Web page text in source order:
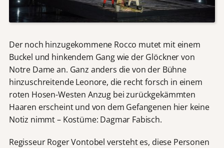
Der noch hinzugekommene Rocco mutet mit einem
Buckel und hinkendem Gang wie der Glöckner von
Notre Dame an. Ganz anders die von der Bühne
hinzuschreitende Leonore, die recht forsch in einem
roten Hosen-Westen Anzug bei zurückgekämmten
Haaren erscheint und von dem Gefangenen hier keine
Notiz nimmt – Kostüme: Dagmar Fabisch.
Regisseur Roger Vontobel versteht es, diese Personen